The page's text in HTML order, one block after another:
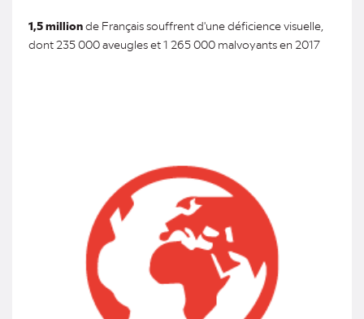
1,5 millionde Français souffrent d'une déficience visuelle,
dont 235 000 aveugles et 1 265 000 malvoyants en 2017